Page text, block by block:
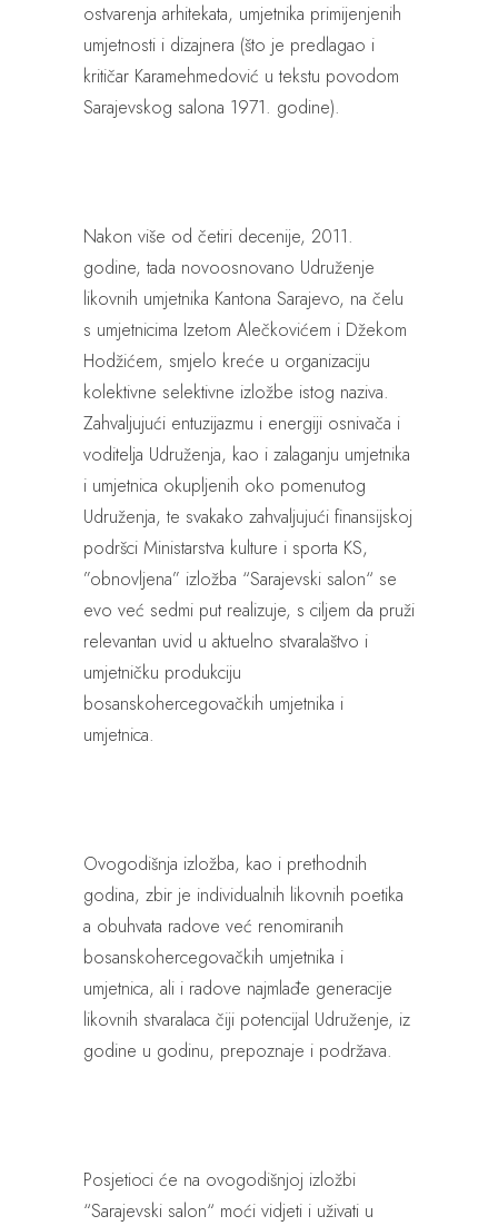
ostvarenja arhitekata, umjetnika primijenjenih
umjetnosti i dizajnera (što je predlagao i
kritičar Karamehmedović u tekstu povodom
Sarajevskog salona 1971. godine).
Nakon više od četiri decenije, 2011.
godine, tada novoosnovano Udruženje
likovnih umjetnika Kantona Sarajevo, na čelu
s umjetnicima Izetom Alečkovićem i Džekom
Hodžićem, smjelo kreće u organizaciju
kolektivne selektivne izložbe istog naziva.
Zahvaljujući entuzijazmu i energiji osnivača i
voditelja Udruženja, kao i zalaganju umjetnika
i umjetnica okupljenih oko pomenutog
Udruženja, te svakako zahvaljujući finansijskoj
podršci Ministarstva kulture i sporta KS,
”obnovljena” izložba “Sarajevski salon“ se
evo već sedmi put realizuje, s ciljem da pruži
relevantan uvid u aktuelno stvaralaštvo i
umjetničku produkciju
bosanskohercegovačkih umjetnika i
umjetnica.
Ovogodišnja izložba, kao i prethodnih
godina, zbir je individualnih likovnih poetika
a obuhvata radove već renomiranih
bosanskohercegovačkih umjetnika i
umjetnica, ali i radove najmlađe generacije
likovnih stvaralaca čiji potencijal Udruženje, iz
godine u godinu, prepoznaje i podržava.
Posjetioci će na ovogodišnjoj izložbi
“Sarajevski salon“ moći vidjeti i uživati u